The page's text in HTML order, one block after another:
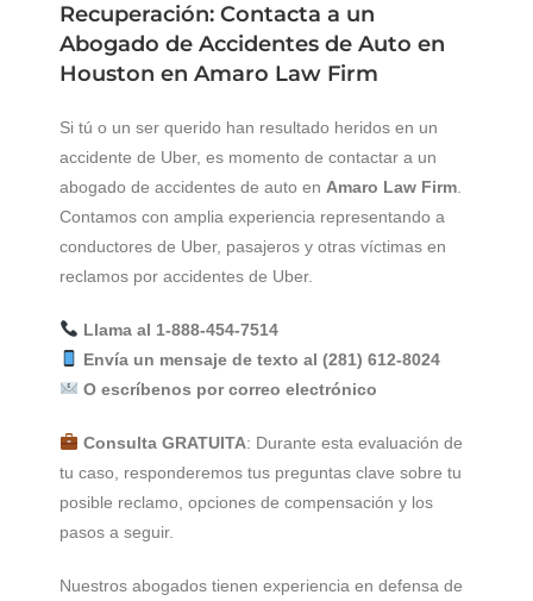
Recuperación: Contacta a un
Abogado de Accidentes de Auto en
Houston en Amaro Law Firm
Si tú o un ser querido han resultado heridos en un
accidente de Uber, es momento de contactar a un
abogado de accidentes de auto en Amaro Law Firm
Contamos con amplia experiencia representando a
conductores de Uber, pasajeros y otras víctimas en
reclamos por accidentes de Uber.
Llama al 1-888-454-7514
Envía un mensaje de texto al (281) 612-8024
O escríbenos por correo electrónico
Consulta GRATUITA: Durante esta evaluación de
tu caso, responderemos tus preguntas clave sobre tu
posible reclamo, opciones de compensación y los
pasos a seguir.
Nuestros abogados tienen experiencia en defensa de